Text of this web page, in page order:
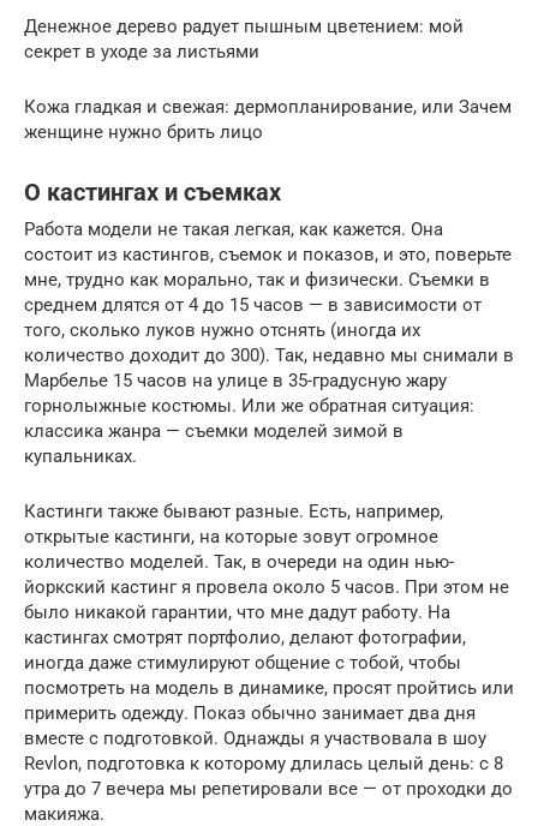
Денежное дерево радует пышным цветением: мой
секрет в уходе за листьями
Кожа гладкая и свежая: дермопланирование, или Зачем
женщине нужно брить лицо
О кастингах и съемках
Работа модели не такая легкая, как кажется. Она
состоит из кастингов, съемок и показов, и это, поверьте
мне, трудно как морально, так и физически. Съемки в
среднем длятся от 4 до 15 часов — в зависимости от
того, сколько луков нужно отснять (иногда их
количество доходит до 300). Так, недавно мы снимали в
Марбелье 15 часов на улице в 35-градусную жару
горнолыжные костюмы. Или же обратная ситуация:
классика жанра — съемки моделей зимой в
купальниках.
Кастинги также бывают разные. Есть, например,
открытые кастинги, на которые зовут огромное
количество моделей. Так, в очереди на один нью-
йоркский кастинг я провела около 5 часов. При этом не
было никакой гарантии, что мне дадут работу. На
кастингах смотрят портфолио, делают фотографии,
иногда даже стимулируют общение с тобой, чтобы
посмотреть на модель в динамике, просят пройтись или
примерить одежду. Показ обычно занимает два дня
вместе с подготовкой. Однажды я участвовала в шоу
Revlon, подготовка к которому длилась целый день: с 8
утра до 7 вечера мы репетировали все — от проходки до
макияжа.